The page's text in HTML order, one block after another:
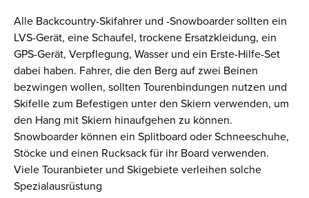
Alle Backcountry-Skifahrer und -Snowboarder sollten ein
LVS-Gerät, eine Schaufel, trockene Ersatzkleidung, ein
GPS-Gerät, Verpflegung, Wasser und ein Erste-Hilfe-Set
dabei haben. Fahrer, die den Berg auf zwei Beinen
bezwingen wollen, sollten Tourenbindungen nutzen und
Skifelle zum Befestigen unter den Skiern verwenden, um
den Hang mit Skiern hinaufgehen zu können.
Snowboarder können ein Splitboard oder Schneeschuhe,
Stöcke und einen Rucksack für ihr Board verwenden.
Viele Touranbieter und Skigebiete verleihen solche
Spezialausrüstung